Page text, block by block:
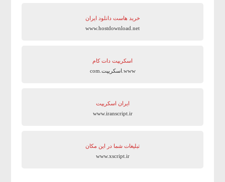
خرید هاست دانلود ایران
www.hostdownload.net
اسکریپت دات کام
www.اسکریپت.com
ایران اسکریپت
www.iranscript.ir
تبلیغات شما در این مکان
www.xscript.ir